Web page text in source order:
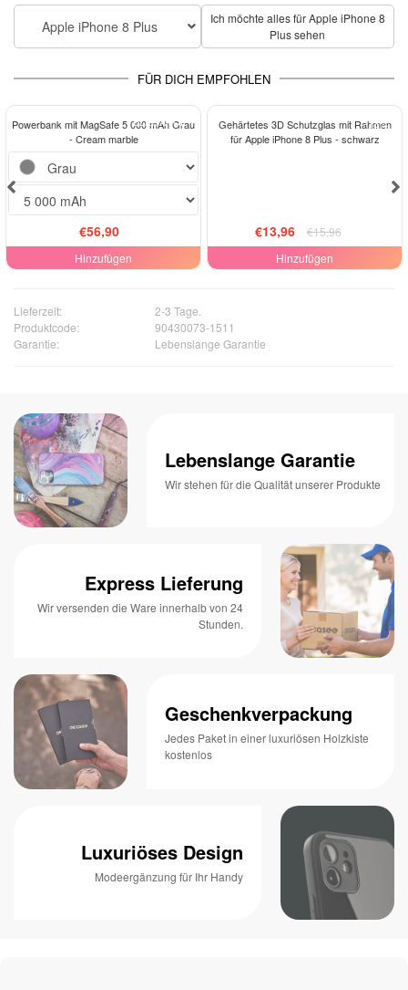
Apple iPhone 8 Plus
Ich möchte alles für Apple iPhone 8
Plus sehen
FÜR DICH EMPFOHLEN
ELEGANCE
Powerbank mit MagSafe 5 000 mAh Grau
- Cream marble
€56,90
Hinzufügen
-13%
Gehärtetes 3D Schutzglas mit Rahmen
für Apple iPhone 8 Plus - schwarz
€13,96
€15,96
Hinzufügen
Lieferzeit:
2-3 Tage.
Produktcode:
90430073-1511
Garantie:
Lebenslange Garantie
Lebenslange Garantie
Wir stehen für die Qualität unserer Produkte
Express Lieferung
Wir versenden die Ware innerhalb von 24
Stunden.
Geschenkverpackung
Jedes Paket in einer luxuriösen Holzkiste
kostenlos
Luxuriöses Design
Modeergänzung für Ihr Handy